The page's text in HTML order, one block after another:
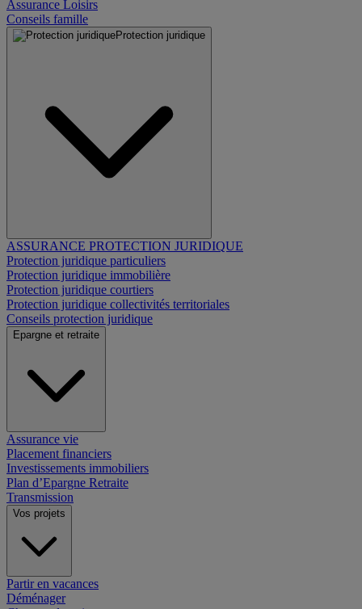
Assurance Loisirs
Conseils famille
Protection juridique
ASSURANCE PROTECTION JURIDIQUE
Protection juridique particuliers
Protection juridique immobilière
Protection juridique courtiers
Protection juridique collectivités territoriales
Conseils protection juridique
Epargne et retraite
Assurance vie
Placement financiers
Investissements immobiliers
Plan d’Epargne Retraite
Transmission
Vos projets
Partir en vacances
Déménager